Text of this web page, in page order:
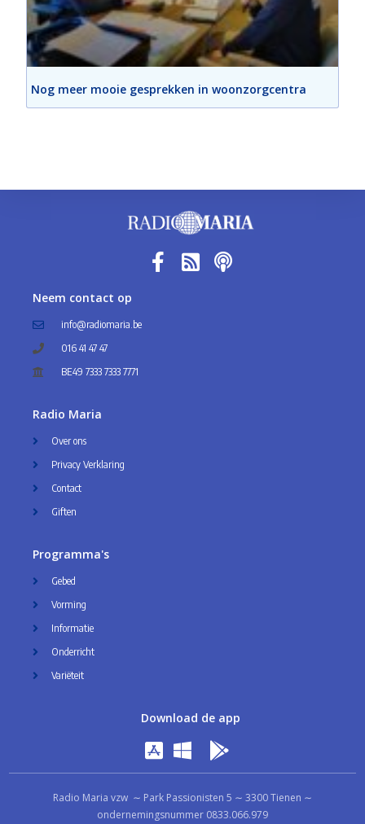
Nog meer mooie gesprekken in woonzorgcentra
Neem contact op
info@radiomaria.be
016 41 47 47
BE49 7333 7333 7771
Radio Maria
Over ons
Privacy Verklaring
Contact
Giften
Programma's
Gebed
Vorming
Informatie
Onderricht
Variëteit
Download de app
Radio Maria vzw ∼ Park Passionisten 5 ∼ 3300 Tienen ∼
ondernemingsnummer 0833.066.979